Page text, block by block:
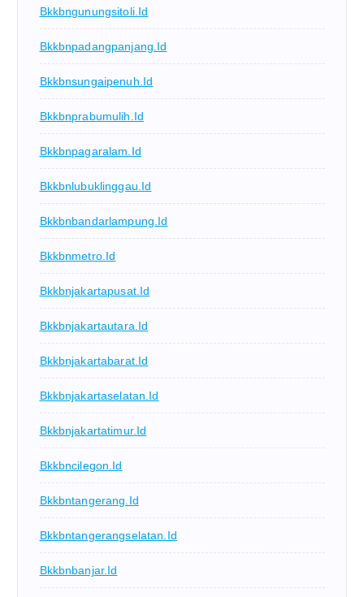
Bkkbngunungsitoli.id
Bkkbnpadangpanjang.id
Bkkbnsungaipenuh.id
Bkkbnprabumulih.id
Bkkbnpagaralam.id
Bkkbnlubuklinggau.id
Bkkbnbandarlampung.id
Bkkbnmetro.id
Bkkbnjakartapusat.id
Bkkbnjakartautara.id
Bkkbnjakartabarat.id
Bkkbnjakartaselatan.id
Bkkbnjakartatimur.id
Bkkbncilegon.id
Bkkbntangerang.id
Bkkbntangerangselatan.id
Bkkbnbanjar.id